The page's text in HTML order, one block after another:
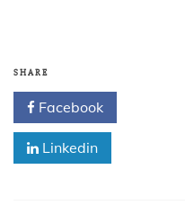
SHARE
Facebook
Linkedin